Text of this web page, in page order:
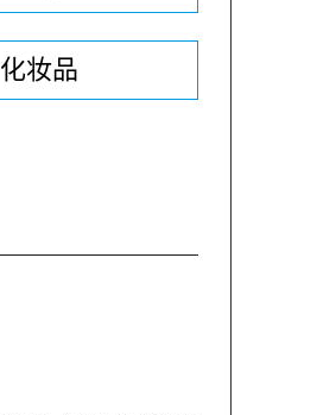
化妆品